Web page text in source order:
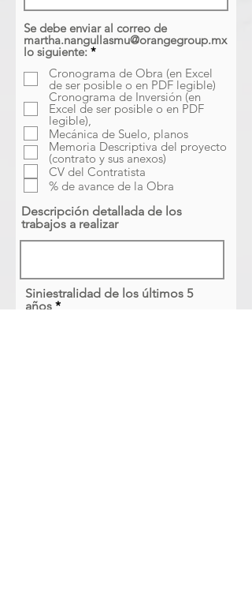
Se debe enviar al correo de
martha.nangullasmu@orangegroup.mx
lo siguiente: *O
l
i
g
a
o
o
Cronograma de Obra (en Excel
de ser posible o en PDF legible)
Cronograma de Inversión (en
Excel de ser posible o en PDF
legible),
Mecánica de Suelo, planos
Memoria Descriptiva del proyecto
(contrato y sus anexos)
CV del Contratista
% de avance de la Obra
Descripción detallada de los
trabajos a realizar
Siniestralidad de los últimos 5
años